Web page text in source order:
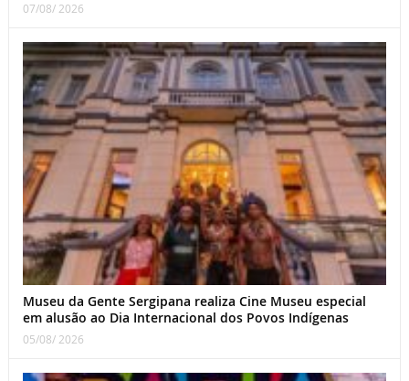
07/08/ 2026
Museu da Gente Sergipana realiza Cine Museu especial
em alusão ao Dia Internacional dos Povos Indígenas
05/08/ 2026